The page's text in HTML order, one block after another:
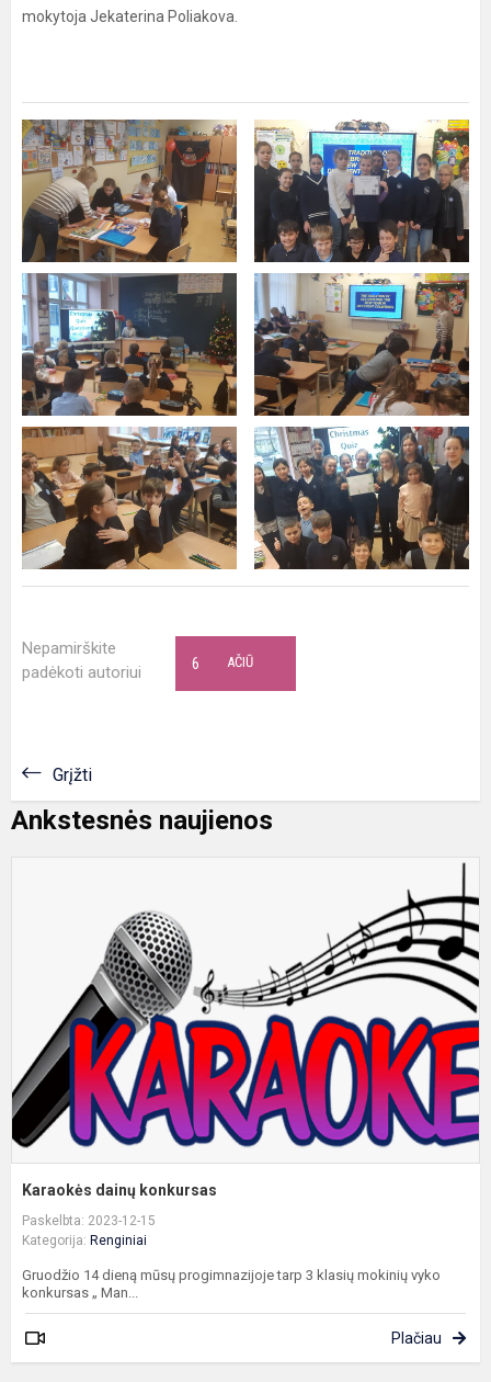
mokytoja Jekaterina Poliakova.
Nepamirškite
padėkoti autoriui
AČIŪ
6
Grįžti
Ankstesnės naujienos
Karaokės dainų konkursas
Paskelbta: 2023-12-15
Kategorija: Renginiai
Gruodžio 14 dieną mūsų progimnazijoje tarp 3 klasių mokinių vyko
konkursas „ Man...
Plačiau